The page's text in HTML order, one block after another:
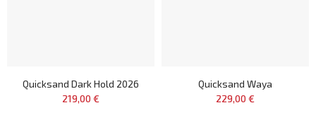
Quicksand Dark Hold 2026
219,00 €
Quicksand Waya
229,00 €